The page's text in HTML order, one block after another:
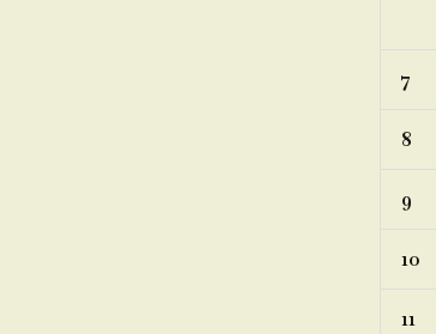
7
8
9
10
11